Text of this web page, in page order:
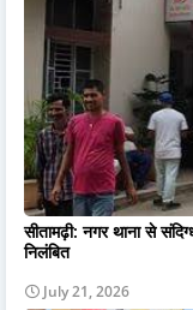
सीतामढ़ी: नगर थाना से
निलंबित
July 21, 2026